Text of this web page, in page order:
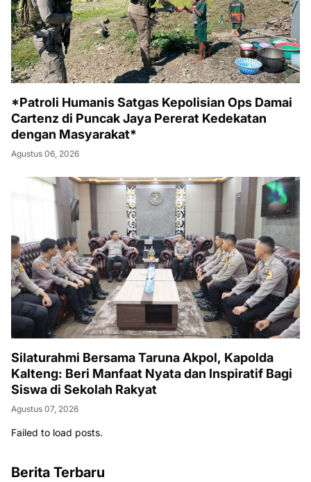
*Patroli Humanis Satgas Kepolisian Ops Damai
Cartenz di Puncak Jaya Pererat Kedekatan
dengan Masyarakat*
Agustus 06, 2026
Silaturahmi Bersama Taruna Akpol, Kapolda
Kalteng: Beri Manfaat Nyata dan Inspiratif Bagi
Siswa di Sekolah Rakyat
Agustus 07, 2026
Failed to load posts.
Berita Terbaru